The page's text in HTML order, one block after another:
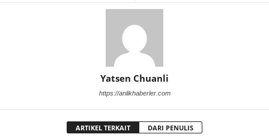
Yatsen Chuanli
https://anlikhaberler.com
ARTIKEL TERKAIT DARI PENULIS